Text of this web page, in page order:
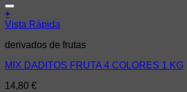
+
Vista Rápida
derivados de frutas
MIX DADITOS FRUTA 4 COLORES 1 KG
14,80 €